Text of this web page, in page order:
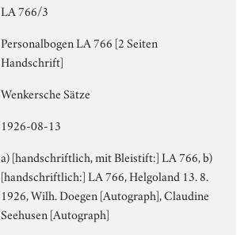
LA 766/3
Personalbogen LA 766 [2 Seiten
Handschrift]
Wenkersche Sätze
1926-08-13
a) [handschriftlich, mit Bleistift:] LA 766, b)
[handschriftlich:] LA 766, Helgoland 13. 8.
1926, Wilh. Doegen [Autograph], Claudine
Seehusen [Autograph]